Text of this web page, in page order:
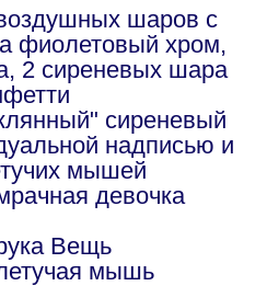
шаров с
фиолетовый хром,
2 сиреневых шара
сиреневый
надписью и
мышей
девочка
Вещь
мышь